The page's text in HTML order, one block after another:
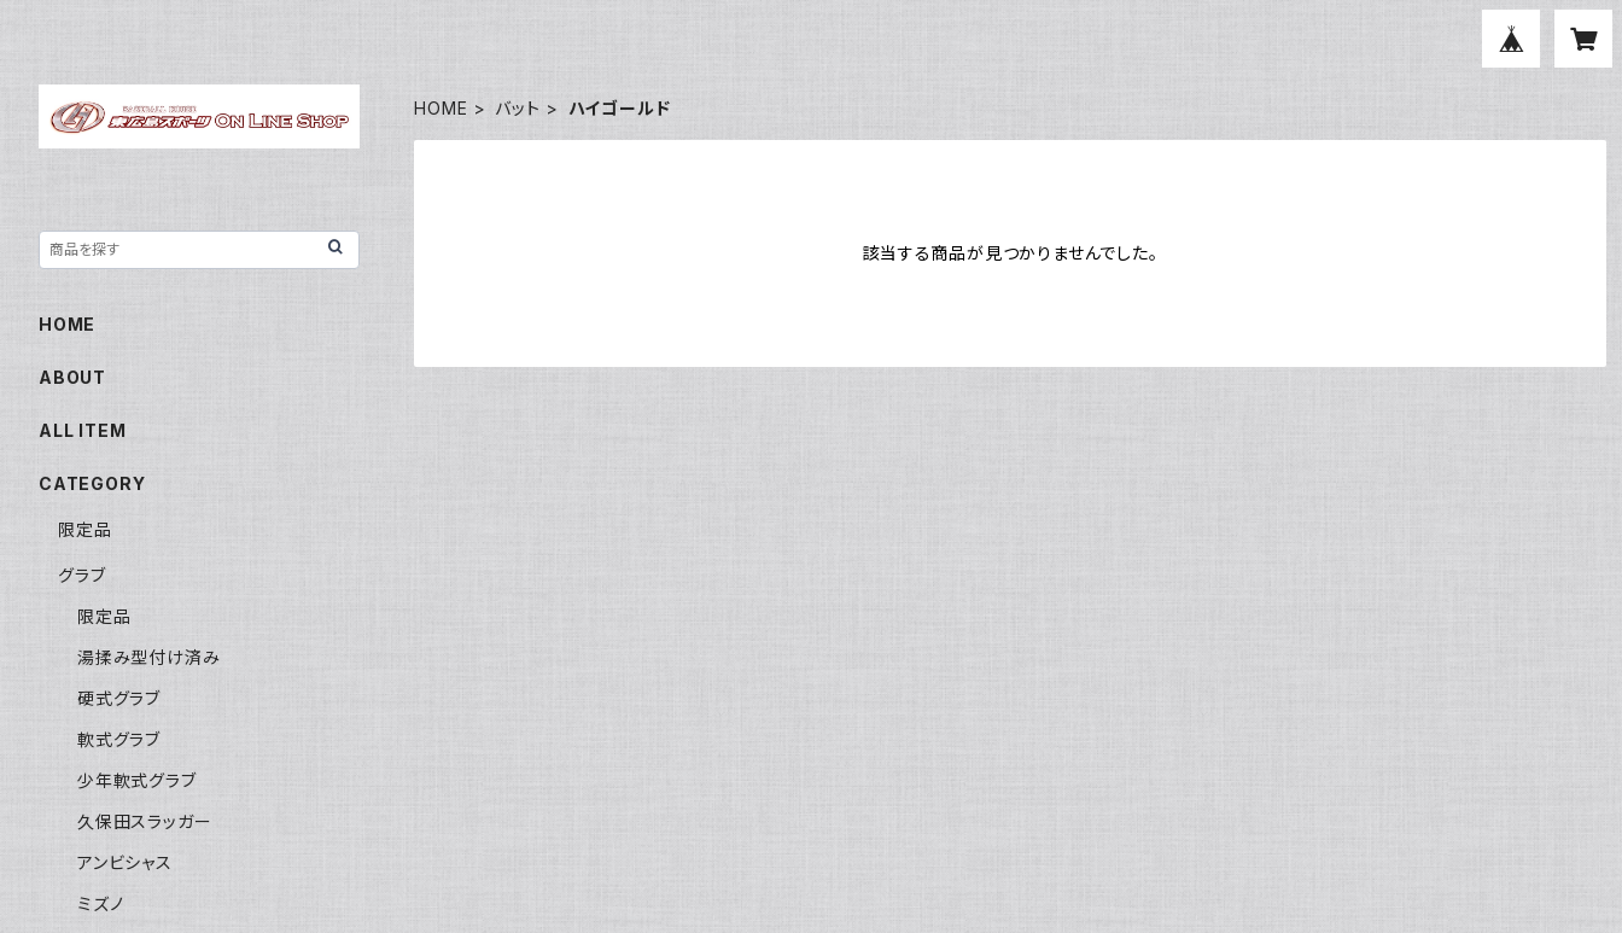
HOME バット ハイゴールド
該当する商品が見つかりませんでした。
HOME
ABOUT
ALL ITEM
CATEGORY
限定品
グラブ
限定品
湯揉み型付け済み
硬式グラブ
軟式グラブ
少年軟式グラブ
久保田スラッガー
アンビシャス
ミズノ